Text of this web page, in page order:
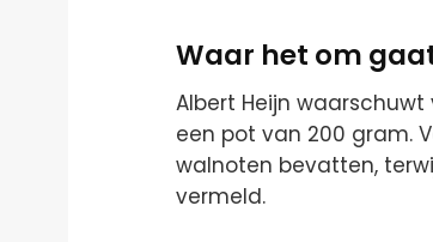
Waar het om
Albert Heijn
een pot van 200 gram.
walnoten bevatten,
vermeld.